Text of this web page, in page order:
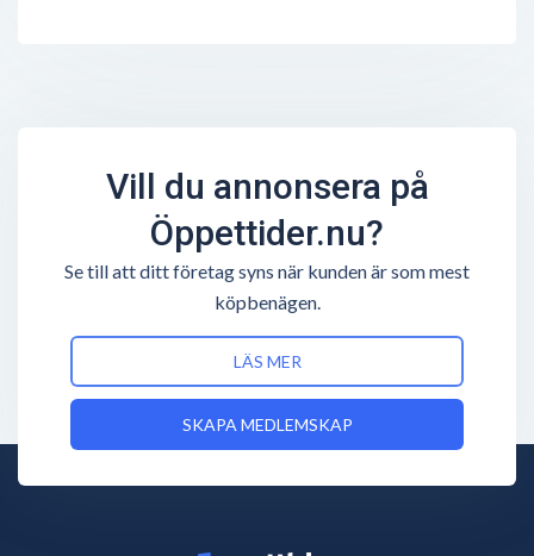
Vill du annonsera på
Öppettider.nu?
Se till att ditt företag syns när kunden är som mest
köpbenägen.
LÄS MER
SKAPA MEDLEMSKAP